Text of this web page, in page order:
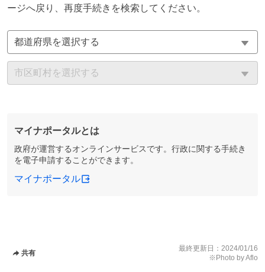
ージへ戻り、再度手続きを検索してください。
マイナポータルとは
政府が運営するオンラインサービスです。行政に関する手続き
を電子申請することができます。
マイナポータル
共有
最終更新日： 2024/01/16
※Photo by Aflo